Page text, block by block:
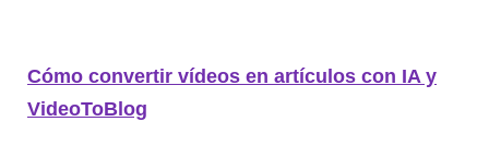
Cómo convertir vídeos en artículos con IA y
VideoToBlog